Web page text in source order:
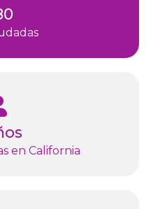
en California